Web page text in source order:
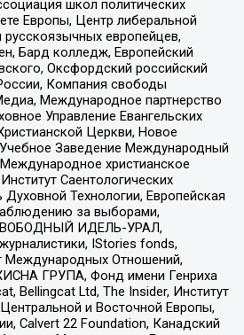
школ политических
Европы, Центр либеральной
европейцев,
Бард колледж, Европейский
Оксфордский российский
Компания свободы
Международное партнерство
Управление Евангельских
Церкви, Новое
Заведение Международный
христианское
Саентологических
Технологии, Европейская
за выборами,
ИДЕЛЬ-УРАЛ,
IStories fonds,
Международных Отношений,
ГРУПА, Фонд имени Генриха
Bellingcat Ltd, The Insider, Институт
и Восточной Европы,
Calvert 22 Foundation, Канадский